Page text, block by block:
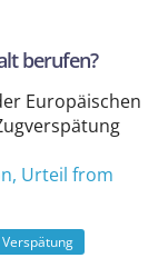
berufen?
Europäischen
, Urteil from
Verspätung